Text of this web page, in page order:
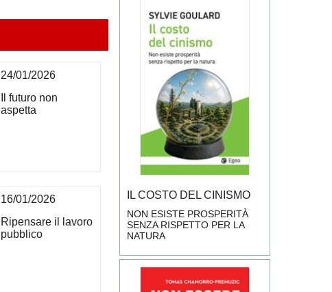
24/01/2026
Il futuro non
aspetta
16/01/2026
Ripensare il lavoro
pubblico
IL COSTO DEL CINISMO
NON ESISTE PROSPERITÀ
SENZA RISPETTO PER LA
NATURA